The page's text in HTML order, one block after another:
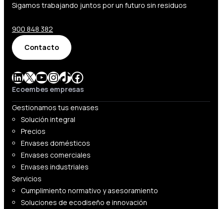
Sigamos trabajando juntos por un futuro sin residuos
900 848 382
Contacto
LinkedIn
X YouTube
Instagram
TikTok
Facebook
Ecoembes empresas
Gestionamos tus envases
Solución integral
Precios
Envases domésticos
Envases comerciales
Envases industriales
Servicios
Cumplimiento normativo y asesoramiento
Soluciones de ecodiseño e innovación